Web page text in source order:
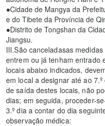
●Cidade de Mangya da
e do Tibete da Província de
●Distrito de Tongshan da
Jiangsu.
III.São canceladasas
entrem ou já tenham entrado
locais abaixo indicados,
em local a designar até ao
de saída destes locais, não
dias; em seguida, proceder-
3.º dia a contar do dia
observação médica: